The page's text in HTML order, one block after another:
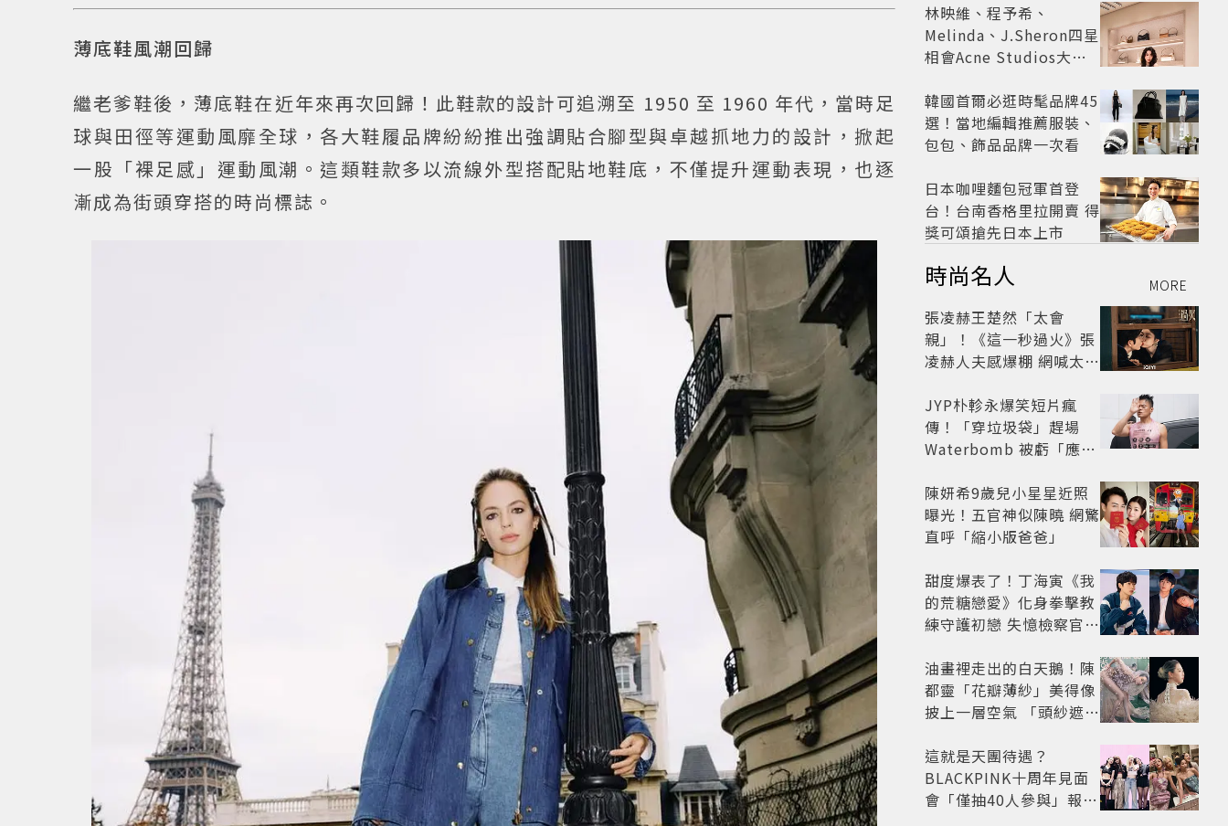
薄底鞋風潮回歸
繼老爹鞋後，薄底鞋在近年來再次回歸！此鞋款的設計可追溯至 1950 至 1960 年代，當時足
球與田徑等運動風靡全球，各大鞋履品牌紛紛推出強調貼合腳型與卓越抓地力的設計，掀起
一股「裸足感」運動風潮。這類鞋款多以流線外型搭配貼地鞋底，不僅提升運動表現，也逐
漸成為街頭穿搭的時尚標誌。
林映維、程予希、
Melinda、J.Sheron四星
相會Acne Studios大曬
韓國首爾必逛時髦品牌45
選！當地編輯推薦服裝、
包包、飾品品牌一次看
日本咖哩麵包冠軍首登
台！台南香格里拉開賣 得
獎可頌搶先日本上市
時尚名人 MORE
張凌赫王楚然「太會
親」！《這一秒過火》張
凌赫人夫感爆棚 網喊太有
JYP朴軫永爆笑短片瘋
傳！「穿垃圾袋」趕場
Waterbomb 被虧「應該
陳妍希9歲兒小星星近照
曝光！五官神似陳曉 網驚
直呼「縮小版爸爸」
甜度爆表了！丁海寅《我
的荒糖戀愛》化身拳擊教
練守護初戀 失憶檢察官×
劇
油畫裡走出的白天鵝！陳
都靈「花瓣薄紗」美得像
披上一層空氣 「頭紗遮
太仙
這就是天團待遇？
BLACKPINK十周年見面
會「僅抽40人參與」報名